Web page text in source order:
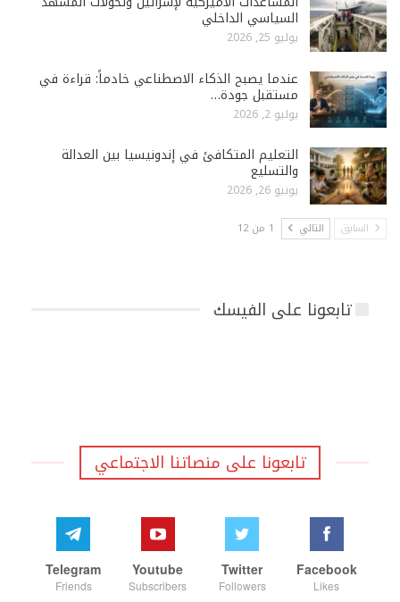
السياسي الداخلي
يوليو 25, 2026
عندما يصبح الذكاء الاصطناعي خادماً: قراءة في
مستقبل جودة…
يوليو 2, 2026
التعليم المتكافئ في إندونيسيا بين العدالة
والتسليع
يونيو 26, 2026
السابق التالي 1 من 12
تابعونا على الفيسك
تابعونا على منصاتنا الاجتماعي
Facebook
Likes
Twitter
Followers
Youtube
Subscribers
Telegram
Friends